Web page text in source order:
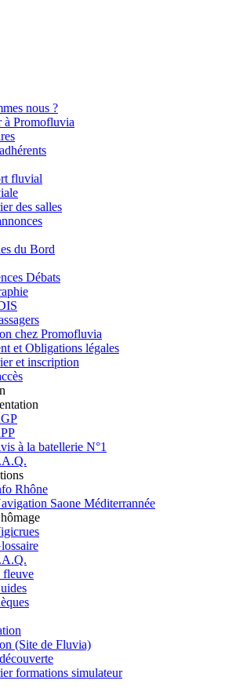
nous ?
à Promofluvia
fluvial
des salles
du Bord
Débats
chez Promofluvia
et Obligations légales
et inscription
à la batellerie N°1
Rhône
Saone Méditerrannée
fleuve
(Site de Fluvia)
formations simulateur